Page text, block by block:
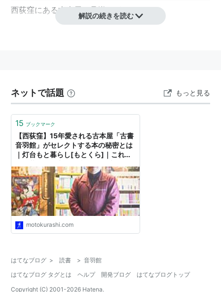
西荻窪にある古本屋。品揃えがよい。
解説の続きを読む
ネットで話題 もっと見る
15 ブックマーク
【西荻窪】15年愛される古本屋「古書
音羽館」がセレクトする本の秘密とは
｜灯台もと暮らし[もとくら]｜これか
ア
motokurashi.com
はてなブログ > 読書 > 音羽館
はてなブログ タグとは
ヘルプ 開発ブログ
はてなブログトップ
Copyright (C) 2001-2026 Hatena.